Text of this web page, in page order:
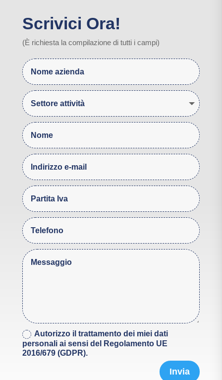
Scrivici Ora!
(È richiesta la compilazione di tutti i campi)
Autorizzo il trattamento dei miei dati
personali ai sensi del Regolamento UE
2016/679 (GDPR).
Invia